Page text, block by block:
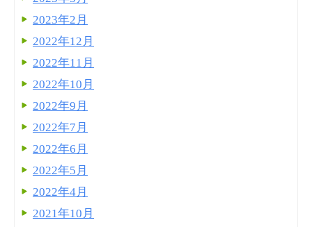
2023年2月
2022年12月
2022年11月
2022年10月
2022年9月
2022年7月
2022年6月
2022年5月
2022年4月
2021年10月